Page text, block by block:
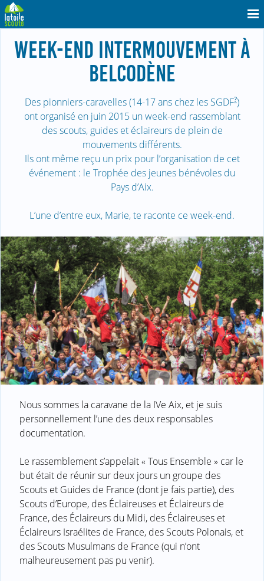
WEEK-END INTERMOUVEMENT À
BELCODÈNE
Des pionniers-caravelles (14-17 ans chez les SGDF?)
ont organisé en juin 2015 un week-end rassemblant
des scouts, guides et éclaireurs de plein de
mouvements différents.
Ils ont même reçu un prix pour l’organisation de cet
événement : le Trophée des jeunes bénévoles du
Pays d’Aix.
L’une d’entre eux, Marie, te raconte ce week-end.
Nous sommes la caravane de la IVe Aix, et je suis
personnellement l’une des deux responsables
documentation.
Le rassemblement s’appelait « Tous Ensemble » car le
but était de réunir sur deux jours un groupe des
Scouts et Guides de France (dont je fais partie), des
Scouts d’Europe, des Éclaireuses et Éclaireurs de
France, des Éclaireurs du Midi, des Éclaireuses et
Éclaireurs Israélites de France, des Scouts Polonais, et
des Scouts Musulmans de France (qui n’ont
malheureusement pas pu venir).